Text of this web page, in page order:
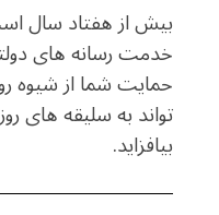
بیش از هفتاد سال
خدمت رسانه های
حمایت شما از شیوه
تواند به سلیقه های
بیافزاید.